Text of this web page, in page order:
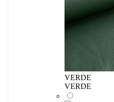
VERDE
VERDE